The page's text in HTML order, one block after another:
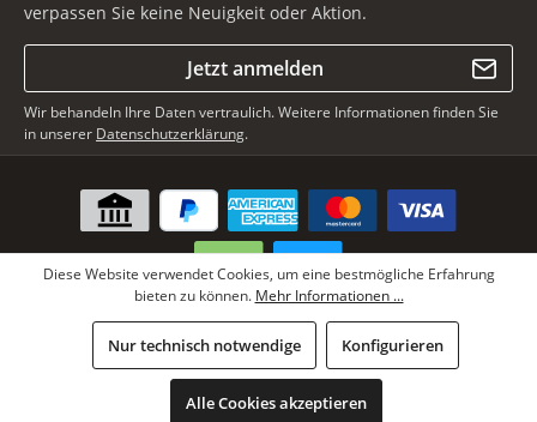
verpassen Sie keine Neuigkeit oder Aktion.
Jetzt anmelden
Wir behandeln Ihre Daten vertraulich. Weitere Informationen finden Sie
in unserer Datenschutzerklärung.
vorbehalten.
* Alle Preise inkl. gesetzl. Mehrwertsteuer zzgl.Versandkosten, wenn
nicht anders angegeben.
Diese Website verwendet Cookies, um eine bestmögliche Erfahrung
bieten zu können. Mehr Informationen ...
Nur technisch notwendige Konfigurieren
Alle Cookies akzeptieren